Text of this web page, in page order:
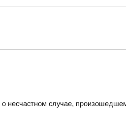
несчастном случае,